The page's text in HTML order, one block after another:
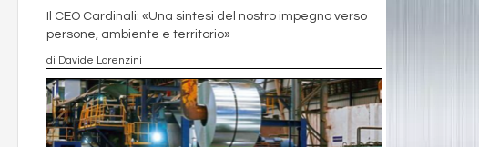
Il CEO Cardinali: «Una sintesi del nostro impegno verso
persone, ambiente e territorio»
di Davide Lorenzini